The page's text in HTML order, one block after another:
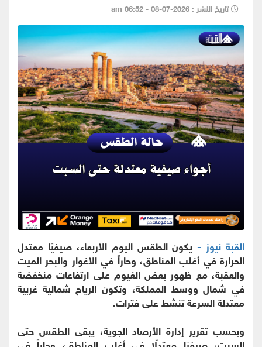
تاريخ النشر : 2026-07-08 - 06:52 am
القبة نيوز - يكون الطقس اليوم الأربعاء، صيفيًا معتدل
الحرارة في أغلب المناطق، وحاراً في الأغوار والبحر الميت
والعقبة، مع ظهور بعض الغيوم على ارتفاعات منخفضة
في شمال ووسط المملكة، وتكون الرياح شمالية غربية
معتدلة السرعة تنشط على فترات.
وبحسب تقرير إدارة الأرصاد الجوية، يبقى الطقس حتى